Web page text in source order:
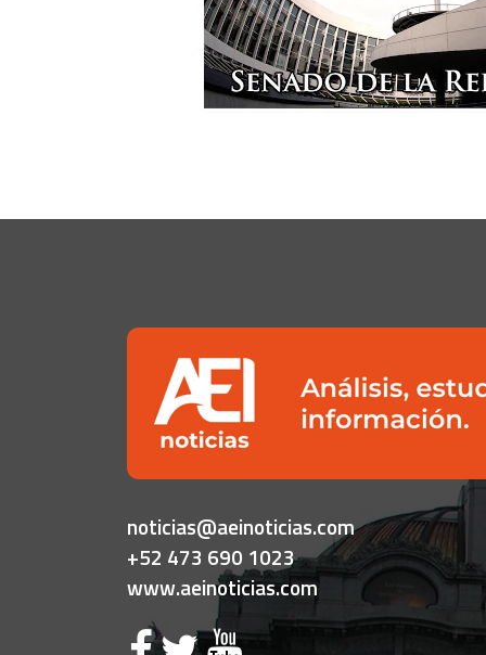
noticias@aeinoticias.com
+52 473 690 1023
www.aeinoticias.com